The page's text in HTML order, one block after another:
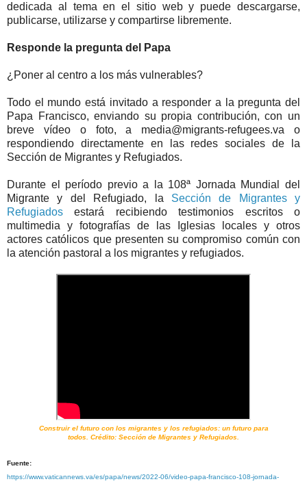
dedicada al tema en el sitio web y puede descargarse,
publicarse, utilizarse y compartirse libremente.
Responde la pregunta del Papa
¿Poner al centro a los más vulnerables?
Todo el mundo está invitado a responder a la pregunta del
Papa Francisco, enviando su propia contribución, con un
breve vídeo o foto, a media@migrants-refugees.va o
respondiendo directamente en las redes sociales de la
Sección de Migrantes y Refugiados.
Durante el período previo a la 108ª Jornada Mundial del
Migrante y del Refugiado, la Sección de Migrantes y
Refugiados estará recibiendo testimonios escritos o
multimedia y fotografías de las Iglesias locales y otros
actores católicos que presenten su compromiso común con
la atención pastoral a los migrantes y refugiados.
Construir el futuro con los migrantes y los refugiados: un futuro para
todos. Crédito: Sección de Migrantes y Refugiados.
Fuente:
https://www.vaticannews.va/es/papa/news/2022-06/video-papa-francisco-108-jornada-